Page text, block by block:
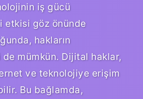
iş gücü
etkisi göz önünde
hakların
mümkün. Dijital haklar,
ve teknolojiye erişim
Bu bağlamda,